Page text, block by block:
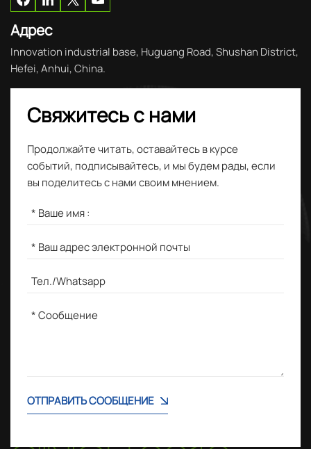
Адрес
Innovation industrial base, Huguang Road, Shushan District,
Hefei, Anhui, China.
Свяжитесь с нами
Продолжайте читать, оставайтесь в курсе
событий, подписывайтесь, и мы будем рады, если
вы поделитесь с нами своим мнением.
ОТПРАВИТЬ СООБЩЕНИЕ